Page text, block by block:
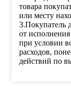
товара
или месту
3.Покупатель
от
при условии
расходов,
действий по